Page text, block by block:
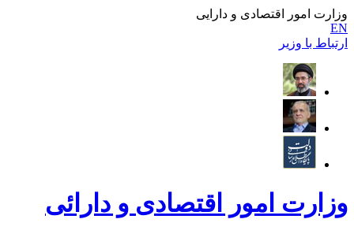
وزارت امور اقتصادی و دارایی
EN
ارتباط با وزیر
وزارت امور اقتصادی و دارائی